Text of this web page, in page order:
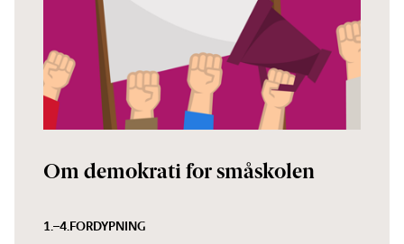
Om demokrati for småskolen
1.–4.FORDYPNING